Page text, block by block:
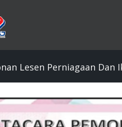
Lesen Perniagaan Dan